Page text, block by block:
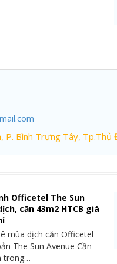
P. Bình Trưng Tây, Tp.Thủ
Officetel The Sun
căn 43m2 HTCB giá
mùa dịch căn Officetel
The Sun Avenue Cần
trong…